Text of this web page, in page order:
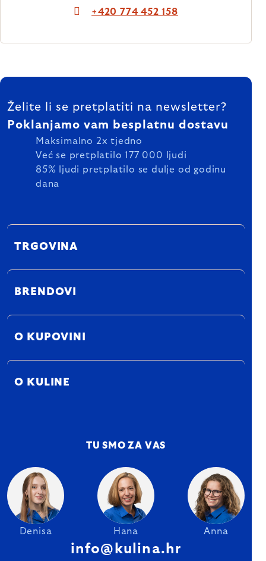
+420 774 452 158
FOOTER
Želite li se pretplatiti na newsletter?
Poklanjamo vam besplatnu dostavu
Maksimalno 2x tjedno
Već se pretplatilo 177 000 ljudi
85% ljudi pretplatilo se dulje od godinu
dana
TRGOVINA
BRENDOVI
O KUPOVINI
O KULINE
TU SMO ZA VAS
Denisa Hana Anna
info@kulina.hr